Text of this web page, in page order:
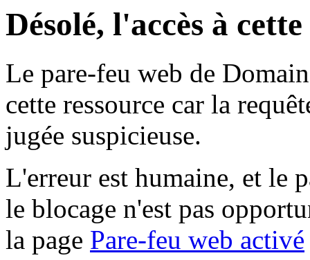
Désolé, l'accès à
Le pare-feu web de
cette ressource car la
jugée suspicieuse.
L'erreur est humaine, et le
le blocage n'est pas
la page Pare-feu web activé